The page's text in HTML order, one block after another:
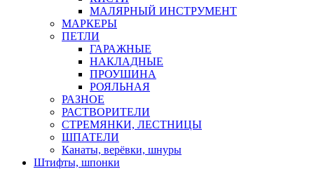
МАЛЯРНЫЙ ИНСТРУМЕНТ
МАРКЕРЫ
ПЕТЛИ
ГАРАЖНЫЕ
НАКЛАДНЫЕ
ПРОУШИНА
РОЯЛЬНАЯ
РАЗНОЕ
РАСТВОРИТЕЛИ
СТРЕМЯНКИ, ЛЕСТНИЦЫ
ШПАТЕЛИ
Канаты, верёвки, шнуры
Штифты, шпонки